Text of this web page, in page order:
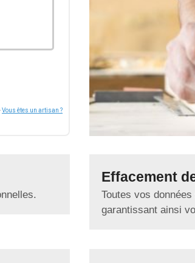
Vous êtes un artisan ?
Effacement
Toutes vos
garantissant ainsi